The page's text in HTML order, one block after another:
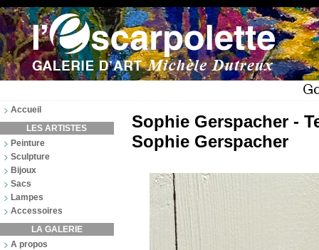
Accueil
LES ARTISTES
Peinture
Sculpture
Bijoux
Sacs
Lampes
Accessoires
LA GALERIE
A propos
Sophie Gerspacher -
Sophie Gerspacher